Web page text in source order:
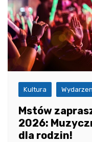
Kultura
Mstów
2026:
dla rodzin!